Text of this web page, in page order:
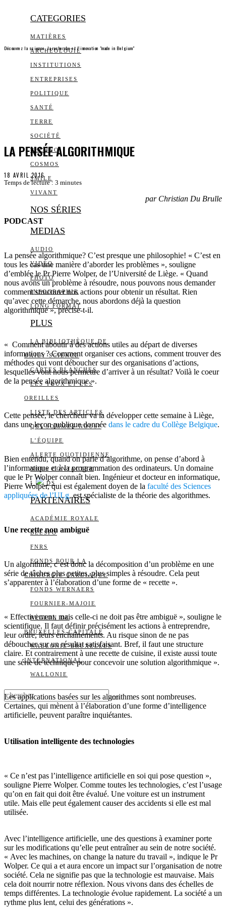
CATEGORIES
MATIÈRES
ARCHEOLOGIE
INSTITUTIONS
ENTREPRISES
POLITIQUE
SANTÉ
TERRE
SOCIÉTÉ
TECHNO
COSMOS
SMILE
VIVANT
NOS SÉRIES
MEDIAS
AUDIO
VIDÉO
PHOTO
INFOGRAPHIE
LONG FORMAT
PLUS
LA BIBLIOTHÈQUE DE
DAILY SCIENCE
CARTES BLANCHES
LES YEUX ET LES
OREILLES
LISTE DES ARTICLES
QUI SOMMES-NOUS?
L’ÉQUIPE
ALERTE QUOTIDIENNE
NOUS CONTACTER
I DS
PARTENAIRES
ACADÉMIE ROYALE
BELSPO
FNRS
FONDS POUR LA
CHIRURGIE CARDIAQUE
FONDS WERNAERS
FOURNIER-MAJOIE
RÉGION DE
BRUXELLES-CAPITALE
WALLONIE-BRUXELLES
INTERNATIONAL
WALLONIE
Découvrez la science, la recherche et l’innovation "made in Belgium"
LA PENSÉE ALGORITHMIQUE
18 AVRIL 2016
Temps de lecture : 3 minutes
par Christian Du Brulle
PODCAST
La pensée algorithmique? C’est presque une philosophie! « C’est en
tous les cas une manière d’aborder les problèmes », souligne
d’emblée le Pr Pierre Wolper, de l’Université de Liège. « Quand
nous avons un problème à résoudre, nous pouvons nous demander
comment structurer nos actions pour obtenir un résultat. Rien
qu’avec cette démarche, nous abordons déjà la question
algorithmique », précise-t-il.
« Comment aboutir à des actions utiles au départ de diverses
informations ? Comment organiser ces actions, comment trouver des
méthodes qui vont déboucher sur des organisations d’actions,
lesquelles vont nous permettre d’arriver à un résultat? Voilà le coeur
de la pensée algorithmique ».
Cette pensée, le chercheur va la développer cette semaine à Liège,
dans une leçon publique donnée dans le cadre du Collège Belgique.
Bien entendu, quand on parle d’algorithme, on pense d’abord à
l’informatique et à la programmation des ordinateurs. Un domaine
que le Pr Wolper connaît bien. Ingénieur et docteur en informatique,
Pierre Wolper, qui est également doyen de la faculté des Sciences
appliquées de l’ULg, est spécialiste de la théorie des algorithmes.
Une recette non ambiguë
Un algorithme, c’est donc la décomposition d’un problème en une
série de tâches plus petites, plus simples à résoudre. Cela peut
s’apparenter à l’élaboration d’une forme de « recette ».
« Effectivement, mais celle-ci ne doit pas être ambiguë », souligne le
scientifique. Il faut définir précisément les actions à entreprendre,
leur ordre, leurs enchaînements. Au risque sinon de ne pas
déboucher sur un résultat satisfaisant. Bref, il faut une structure
claire. Et contrairement à une recette de cuisine, il existe aussi toute
une série de technique pour concevoir une solution algorithmique ».
Les applications basées sur les algorithmes sont nombreuses.
Certaines, qui mènent à l’élaboration d’une forme d’intelligence
artificielle, peuvent paraître inquiétantes.
Utilisation intelligente des technologies
« Ce n’est pas l’intelligence artificielle en soi qui pose question »,
souligne Pierre Wolper. Comme toutes les technologies, c’est l’usage
qu’on en fait qui doit être évalué. Une voiture est un instrument
utile. Mais elle peut également causer des accidents si elle est mal
utilisée.
Avec l’intelligence artificielle, une des questions à examiner porte
sur les modifications qu’elle peut entraîner au sein de notre société.
« Avec les machines, on change la nature du travail », indique le Pr
Wolper. Ce qui a et aura encore un impact sur l’organisation de notre
société. Cela ne signifie pas que la technologie est mauvaise. Mais
cela doit nourrir notre réflexion. Nous vivons dans des échelles de
temps différentes. La technologie évolue rapidement. La société a un
rythme plus lent, celui des générations ».